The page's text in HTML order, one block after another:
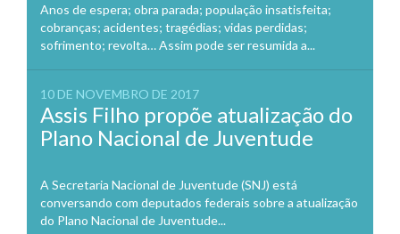
Anos de espera; obra parada; população insatisfeita;
cobranças; acidentes; tragédias; vidas perdidas;
sofrimento; revolta… Assim pode ser resumida a...
10 DE NOVEMBRO DE 2017
Assis Filho propõe atualização do
Plano Nacional de Juventude
A Secretaria Nacional de Juventude (SNJ) está
conversando com deputados federais sobre a atualização
do Plano Nacional de Juventude...